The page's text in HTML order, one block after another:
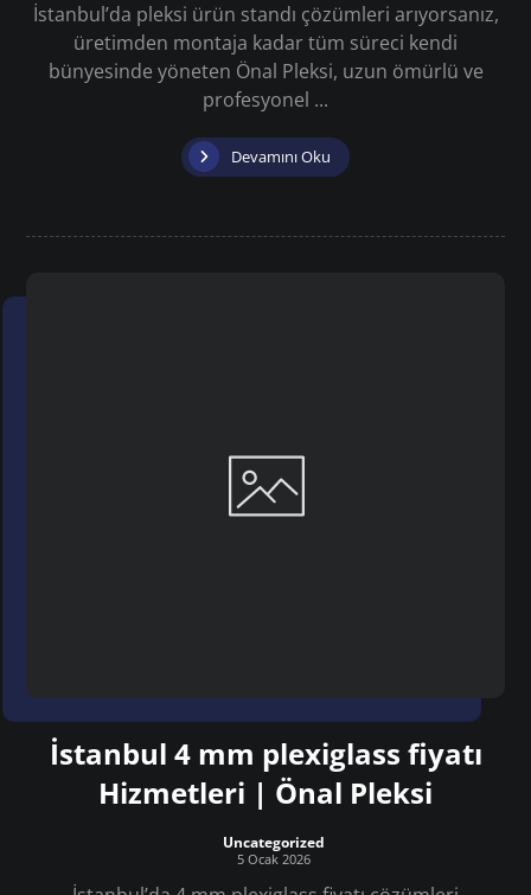
İstanbul’da pleksi ürün standı çözümleri arıyorsanız,
üretimden montaja kadar tüm süreci kendi
bünyesinde yöneten Önal Pleksi, uzun ömürlü ve
profesyonel ...
Devamını Oku
İstanbul 4 mm plexiglass fiyatı
Hizmetleri | Önal Pleksi
Uncategorized
5 Ocak 2026